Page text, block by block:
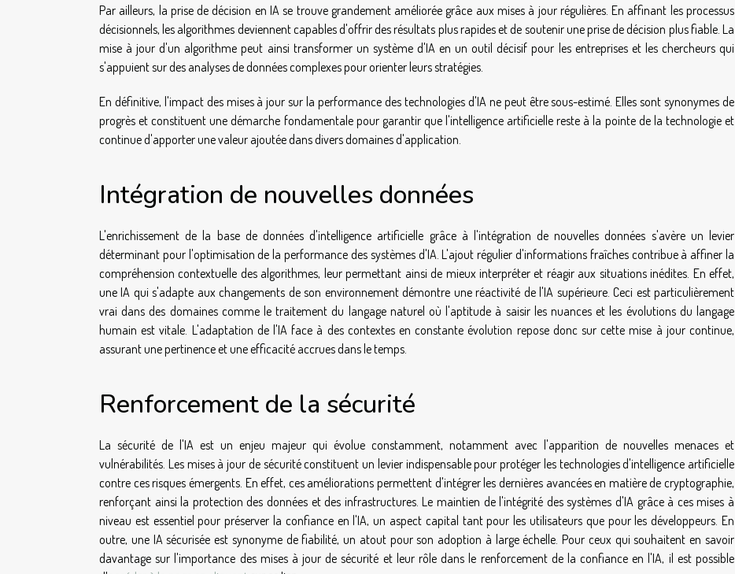
Par ailleurs, la prise de décision en IA se trouve grandement améliorée grâce aux mises à jour régulières. En affinant les processus
décisionnels, les algorithmes deviennent capables d'offrir des résultats plus rapides et de soutenir une prise de décision plus fiable. La
mise à jour d'un algorithme peut ainsi transformer un système d'IA en un outil décisif pour les entreprises et les chercheurs qui
s'appuient sur des analyses de données complexes pour orienter leurs stratégies.
En définitive, l'impact des mises à jour sur la performance des technologies d'IA ne peut être sous-estimé. Elles sont synonymes de
progrès et constituent une démarche fondamentale pour garantir que l'intelligence artificielle reste à la pointe de la technologie et
continue d'apporter une valeur ajoutée dans divers domaines d'application.
Intégration de nouvelles données
L'enrichissement de la base de données d'intelligence artificielle grâce à l'intégration de nouvelles données s'avère un levier
déterminant pour l'optimisation de la performance des systèmes d'IA. L'ajout régulier d'informations fraîches contribue à affiner la
compréhension contextuelle des algorithmes, leur permettant ainsi de mieux interpréter et réagir aux situations inédites. En effet,
une IA qui s'adapte aux changements de son environnement démontre une réactivité de l'IA supérieure. Ceci est particulièrement
vrai dans des domaines comme le traitement du langage naturel où l'aptitude à saisir les nuances et les évolutions du langage
humain est vitale. L'adaptation de l'IA face à des contextes en constante évolution repose donc sur cette mise à jour continue,
assurant une pertinence et une efficacité accrues dans le temps.
Renforcement de la sécurité
La sécurité de l'IA est un enjeu majeur qui évolue constamment, notamment avec l'apparition de nouvelles menaces et
vulnérabilités. Les mises à jour de sécurité constituent un levier indispensable pour protéger les technologies d'intelligence artificielle
contre ces risques émergents. En effet, ces améliorations permettent d'intégrer les dernières avancées en matière de cryptographie,
renforçant ainsi la protection des données et des infrastructures. Le maintien de l'intégrité des systèmes d'IA grâce à ces mises à
niveau est essentiel pour préserver la confiance en l'IA, un aspect capital tant pour les utilisateurs que pour les développeurs. En
outre, une IA sécurisée est synonyme de fiabilité, un atout pour son adoption à large échelle. Pour ceux qui souhaitent en savoir
davantage sur l'importance des mises à jour de sécurité et leur rôle dans le renforcement de la confiance en l'IA, il est possible